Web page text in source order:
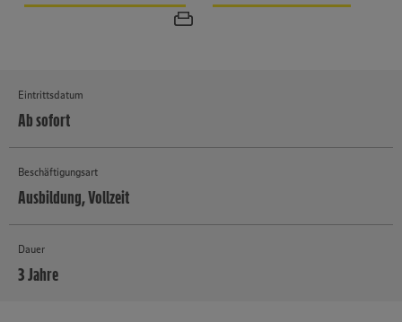
Eintrittsdatum
Ab sofort
Beschäftigungsart
Ausbildung, Vollzeit
Dauer
3 Jahre